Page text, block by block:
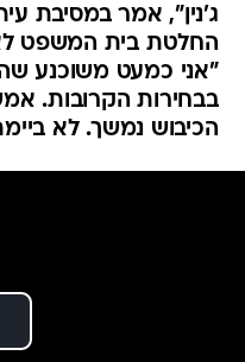
ג'נין", אמר במסיבת
החלטת בית המשפט
"אני כמעט משוכנע
בבחירות הקרובות.
הכיבוש נמשך. לא